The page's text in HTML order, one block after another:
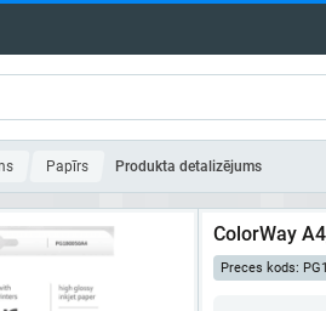
Papīrs Produkta detalizējums
ColorWay
Preces kods: